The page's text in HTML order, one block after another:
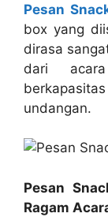
Pesan
box yang
dirasa
dari
undangan.
Pesan
Ragam